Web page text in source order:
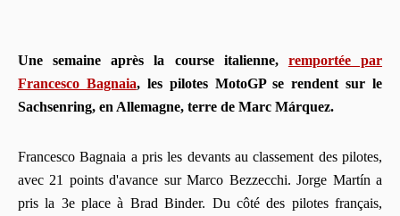
Une semaine après la course italienne, remportée par
Francesco Bagnaia, les pilotes MotoGP se rendent sur le
Sachsenring, en Allemagne, terre de Marc Márquez.
Francesco Bagnaia a pris les devants au classement des pilotes,
avec 21 points d'avance sur Marco Bezzecchi. Jorge Martín a
pris la 3e place à Brad Binder. Du côté des pilotes français,